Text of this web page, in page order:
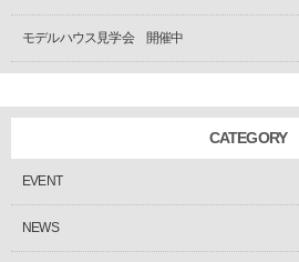
モデルハウス見学会 開催中
CATEGORY
EVENT
NEWS